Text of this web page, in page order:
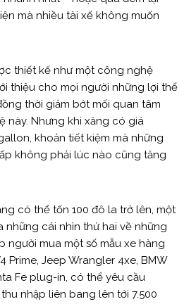
mà nhiều tài xế không muốn
thiết kế như một công nghệ
thiệu cho mọi người những lợi thế
thời giảm bớt mối quan tâm
này. Nhưng khi xăng có giá
khoản tiết kiệm mà những
không phải lúc nào cũng tăng
có thể tốn 100 đô la trở lên, một
những cái nhìn thứ hai về những
người mua một số mẫu xe hàng
Prime, Jeep Wrangler 4xe, BMW
Fe plug-in, có thể yêu cầu
nhập liên bang lên tới 7.500